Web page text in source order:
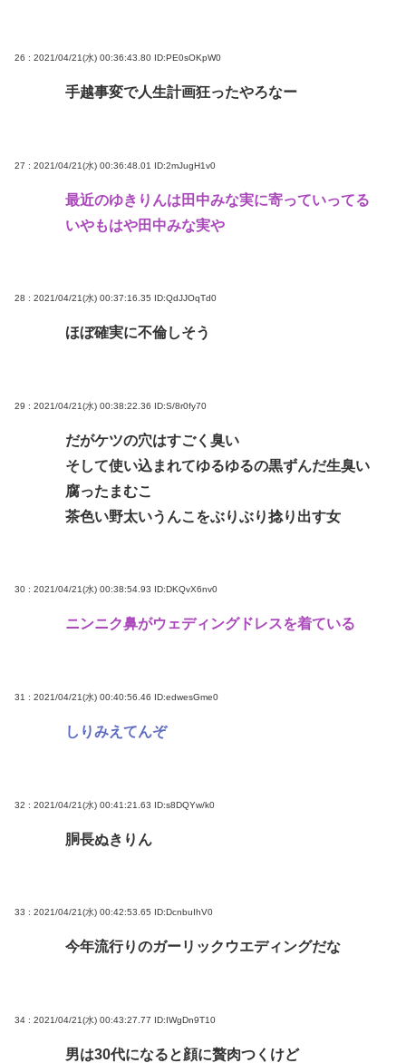
26 : 2021/04/21(水) 00:36:43.80 ID:PE0sOKpW0
手越事変で人生計画狂ったやろなー
27 : 2021/04/21(水) 00:36:48.01 ID:2mJugH1v0
最近のゆきりんは田中みな実に寄っていってる
いやもはや田中みな実や
28 : 2021/04/21(水) 00:37:16.35 ID:QdJJOqTd0
ほぼ確実に不倫しそう
29 : 2021/04/21(水) 00:38:22.36 ID:S/8r0fy70
だがケツの穴はすごく臭い
そして使い込まれてゆるゆるの黒ずんだ生臭い
腐ったまむこ
茶色い野太いうんこをぶりぶり捻り出す女
30 : 2021/04/21(水) 00:38:54.93 ID:DKQvX6nv0
ニンニク鼻がウェディングドレスを着ている
31 : 2021/04/21(水) 00:40:56.46 ID:edwesGme0
しりみえてんぞ
32 : 2021/04/21(水) 00:41:21.63 ID:s8DQYw/k0
胴長ぬきりん
33 : 2021/04/21(水) 00:42:53.65 ID:DcnbuIhV0
今年流行りのガーリックウエディングだな
34 : 2021/04/21(水) 00:43:27.77 ID:IWgDn9T10
男は30代になると顔に贅肉つくけど